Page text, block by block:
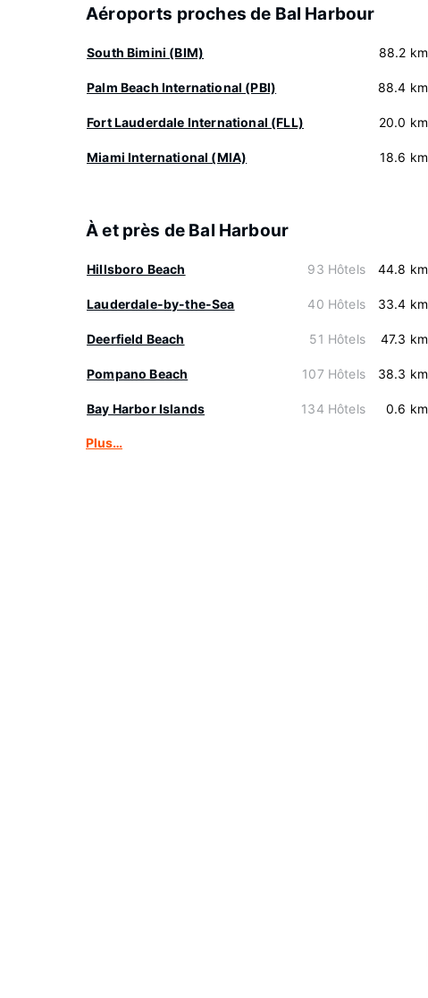
Aéroports proches de Bal Harbour
South Bimini (BIM) 88.2 km
Palm Beach International (PBI) 88.4 km
Fort Lauderdale International (FLL) 20.0 km
Miami International (MIA) 18.6 km
À et près de Bal Harbour
Hillsboro Beach 93 Hôtels 44.8 km
Lauderdale-by-the-Sea 40 Hôtels 33.4 km
Deerfield Beach 51 Hôtels 47.3 km
Pompano Beach 107 Hôtels 38.3 km
Bay Harbor Islands 134 Hôtels 0.6 km
Plus…